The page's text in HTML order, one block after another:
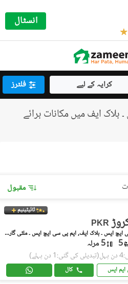
انسٹال
کرایہ کے لیے فلٹرز
۔ بلاک ایف میں مکانات برائے
مقبول
ٹائیٹینیم
PKR
ایم پی سی ایچ ایس ۔ بلاک ایف, ایم پی سی ایچ ایس ۔ ملٹی گارڈنز
5 5 مرلہ
(تبدیلی کی گئی:1 دن پہلے)
ایس کال